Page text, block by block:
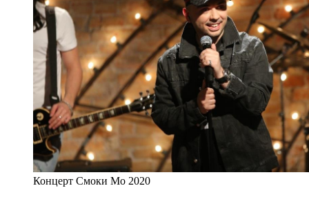
Концерт Смоки Мо 2020